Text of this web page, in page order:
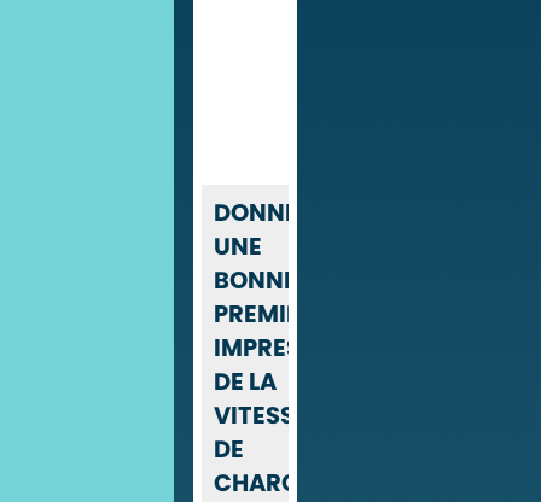
DONNER
UNE
BONNE
PREMIÈRE
IMPRESSION
DE LA
VITESSE
DE
CHARGEMENT